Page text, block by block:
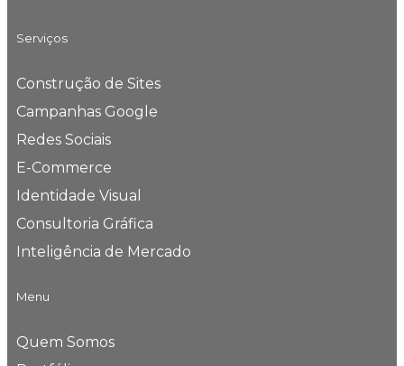
Serviços
Construção de Sites
Campanhas Google
Redes Sociais
E-Commerce
Identidade Visual
Consultoria Gráfica
Inteligência de Mercado
Menu
Quem Somos